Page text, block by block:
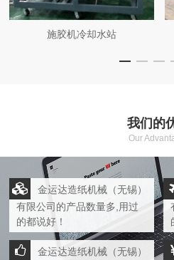
施胶机冷却水站
我们的
Our
金运达造纸机械（无锡）
有限公司的产品数量多,用过
的都说好！
金运达造纸机械（无锡）